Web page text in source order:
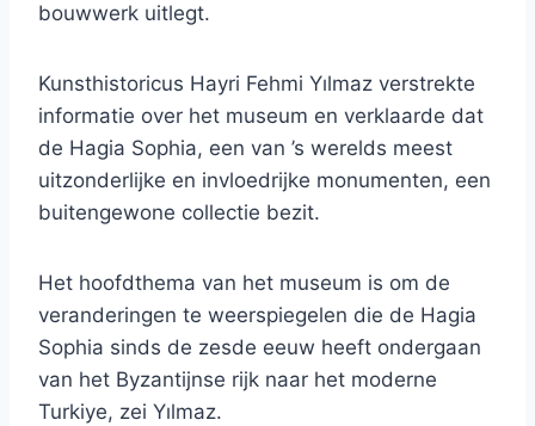
bouwwerk uitlegt.
Kunsthistoricus Hayri Fehmi Yılmaz verstrekte
informatie over het museum en verklaarde dat
de Hagia Sophia, een van ’s werelds meest
uitzonderlijke en invloedrijke monumenten, een
buitengewone collectie bezit.
Het hoofdthema van het museum is om de
veranderingen te weerspiegelen die de Hagia
Sophia sinds de zesde eeuw heeft ondergaan
van het Byzantijnse rijk naar het moderne
Turkiye, zei Yılmaz.